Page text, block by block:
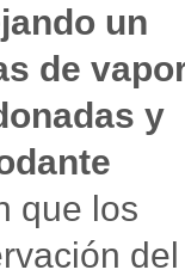
un
de
y
que los
del